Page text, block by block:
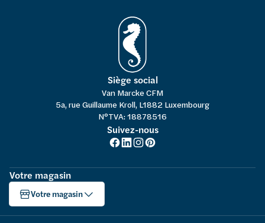
Siège social
Van Marcke CFM
5a, rue Guillaume Kroll, L1882 Luxembourg
N°TVA: 18878516
Suivez-nous
Votre magasin
Votre magasin